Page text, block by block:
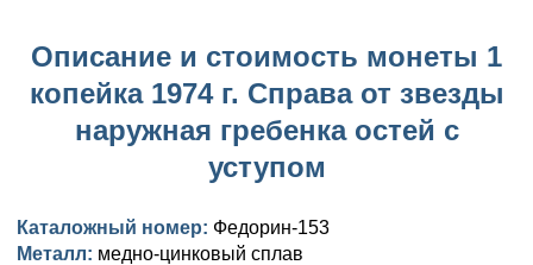
Золотые червонцы
Памятные и юбилейные
Золото
Для Финляндии
Александр III (1881-1894)
Для Финляндии
Александр II (1855-1881)
Медь
Николай I (1825-1855)
Серебро
Золото
Павел I (1796-1801)
Описание и стоимость монеты 1
копейка 1974 г. Справа от звезды
наружная гребенка остей с
уступом
Каталожный номер: Федорин-153
Металл: медно-цинковый сплав